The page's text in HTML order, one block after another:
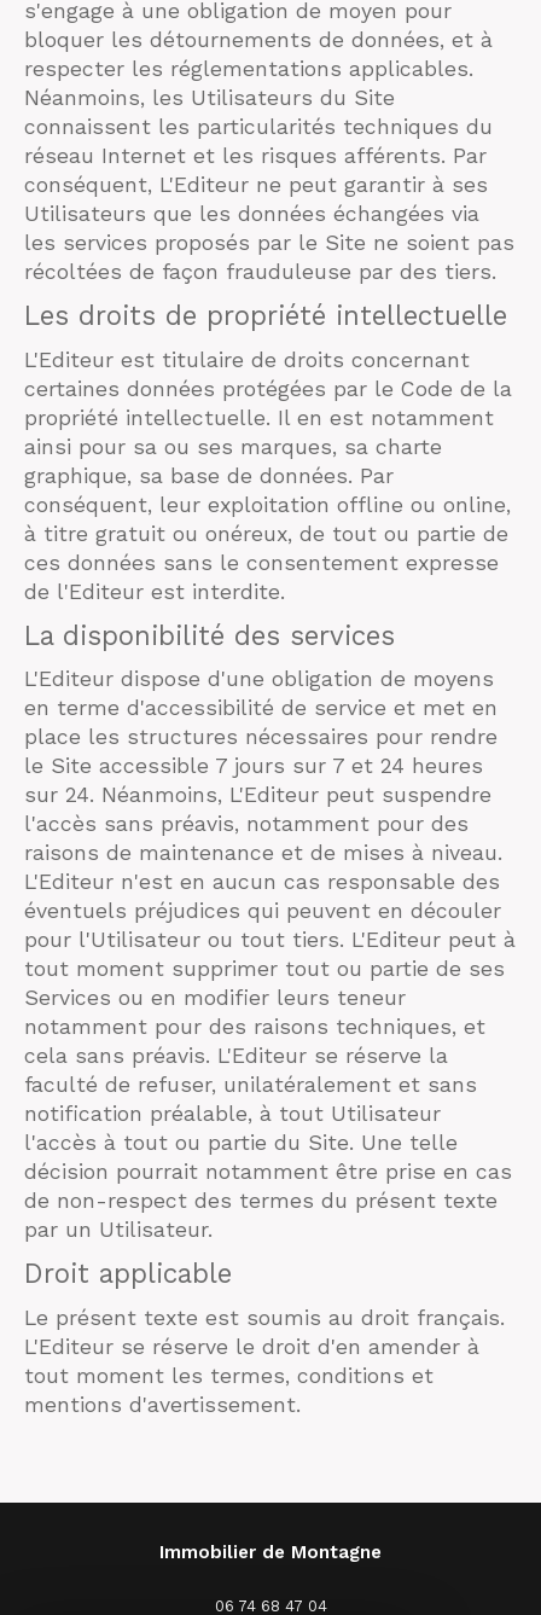
s'engage à une obligation de moyen pour
bloquer les détournements de données, et à
respecter les réglementations applicables.
Néanmoins, les Utilisateurs du Site
connaissent les particularités techniques du
réseau Internet et les risques afférents. Par
conséquent, L'Editeur ne peut garantir à ses
Utilisateurs que les données échangées via
les services proposés par le Site ne soient pas
récoltées de façon frauduleuse par des tiers.
Les droits de propriété intellectuelle
L'Editeur est titulaire de droits concernant
certaines données protégées par le Code de la
propriété intellectuelle. Il en est notamment
ainsi pour sa ou ses marques, sa charte
graphique, sa base de données. Par
conséquent, leur exploitation offline ou online,
à titre gratuit ou onéreux, de tout ou partie de
ces données sans le consentement expresse
de l'Editeur est interdite.
La disponibilité des services
L'Editeur dispose d'une obligation de moyens
en terme d'accessibilité de service et met en
place les structures nécessaires pour rendre
le Site accessible 7 jours sur 7 et 24 heures
sur 24. Néanmoins, L'Editeur peut suspendre
l'accès sans préavis, notamment pour des
raisons de maintenance et de mises à niveau.
L'Editeur n'est en aucun cas responsable des
éventuels préjudices qui peuvent en découler
pour l'Utilisateur ou tout tiers. L'Editeur peut à
tout moment supprimer tout ou partie de ses
Services ou en modifier leurs teneur
notamment pour des raisons techniques, et
cela sans préavis. L'Editeur se réserve la
faculté de refuser, unilatéralement et sans
notification préalable, à tout Utilisateur
l'accès à tout ou partie du Site. Une telle
décision pourrait notamment être prise en cas
de non-respect des termes du présent texte
par un Utilisateur.
Droit applicable
Le présent texte est soumis au droit français.
L'Editeur se réserve le droit d'en amender à
tout moment les termes, conditions et
mentions d'avertissement.
Immobilier de Montagne
06 74 68 47 04